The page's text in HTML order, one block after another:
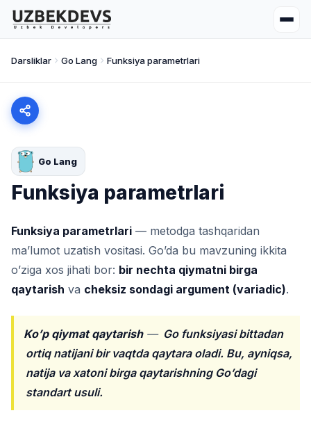
Darsliklar Go Lang Funksiya parametrlari
Go Lang
Funksiya parametrlari
Funksiya parametrlari — metodga tashqaridan
ma’lumot uzatish vositasi. Go’da bu mavzuning ikkita
o’ziga xos jihati bor: bir nechta qiymatni birga
qaytarish va cheksiz sondagi argument (variadic).
Ko’p qiymat qaytarish— Go funksiyasi bittadan
ortiq natijani bir vaqtda qaytara oladi. Bu, ayniqsa,
natija va xatoni birga qaytarishning Go’dagi
standart usuli.